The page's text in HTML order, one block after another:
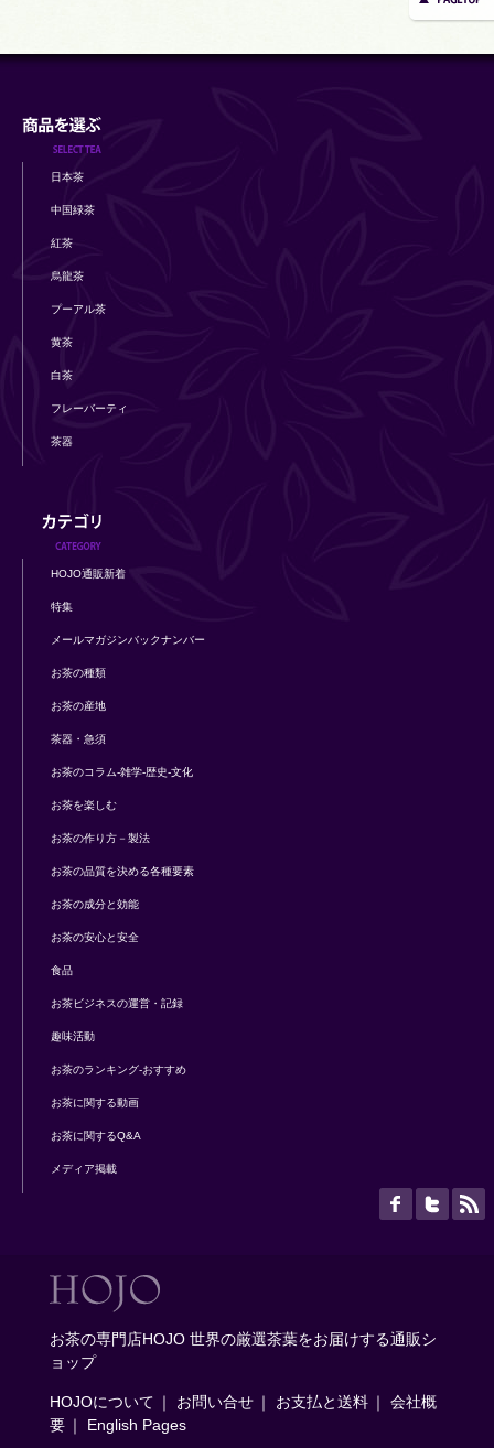
日本茶
中国緑茶
紅茶
烏龍茶
プーアル茶
黄茶
白茶
フレーバーティ
茶器
HOJO通販新着
特集
メールマガジンバックナンバー
お茶の種類
お茶の産地
茶器・急須
お茶のコラム-雑学-歴史-文化
お茶を楽しむ
お茶の作り方－製法
お茶の品質を決める各種要素
お茶の成分と効能
お茶の安心と安全
食品
お茶ビジネスの運営・記録
趣味活動
お茶のランキング-おすすめ
お茶に関する動画
お茶に関するQ&A
メディア掲載
お茶の専門店HOJO 世界の厳選茶葉をお届けする通販シ
ョップ
HOJOについて ｜ お問い合せ ｜ お支払と送料 ｜
会社概
要 ｜ English Pages